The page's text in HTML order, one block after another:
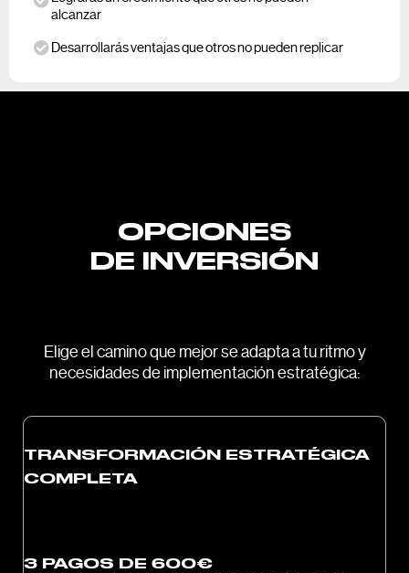
alcanzar
Desarrollarás ventajas que otros no pueden replicar
OPCIONES
DE INVERSIÓN
Elige el camino que mejor se adapta a tu ritmo y
necesidades de implementación estratégica:
TRANSFORMACIÓN ESTRATÉGICA
COMPLETA
3 PAGOS DE 600€